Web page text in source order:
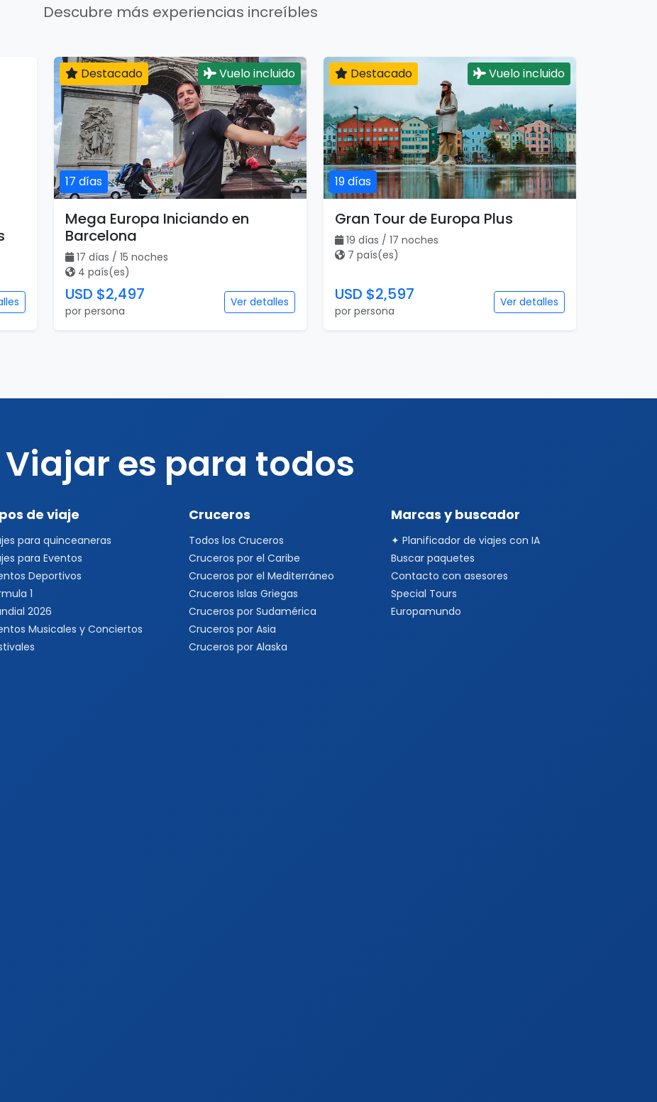
Descubre más experiencias increíbles
17 días
Destacado Vuelo incluido
Mega Europa Iniciando en
Barcelona
17 días / 15 noches
4 país(es)
USD $2,497
por persona
Ver detalles
19 días
Destacado Vuelo incluido
Gran Tour de Europa Plus
19 días / 17 noches
7 país(es)
USD $2,597
por persona
Ver detalles
Viajar es para todos
de viaje
para quinceaneras
para Eventos
Deportivos
1
2026
Musicales y Conciertos
Cruceros
Todos los Cruceros
Cruceros por el Caribe
Cruceros por el Mediterráneo
Cruceros Islas Griegas
Cruceros por Sudamérica
Cruceros por Asia
Cruceros por Alaska
Marcas y buscador
✦ Planificador de viajes con IA
Buscar paquetes
Contacto con asesores
Special Tours
Europamundo